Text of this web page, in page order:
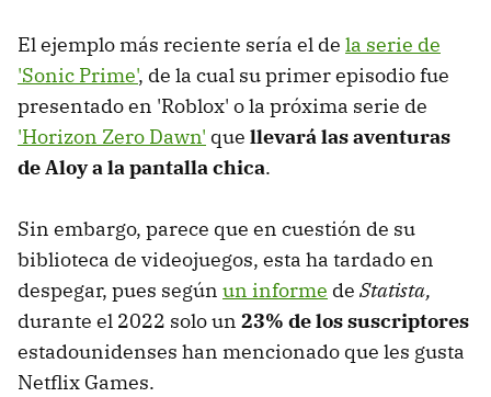
El ejemplo más reciente sería el de la serie de
'Sonic Prime', de la cual su primer episodio fue
presentado en 'Roblox' o la próxima serie de
'Horizon Zero Dawn' que llevará las aventuras
de Aloy a la pantalla chica.
Sin embargo, parece que en cuestión de su
biblioteca de videojuegos, esta ha tardado en
despegar, pues según un informe de Statista,
durante el 2022 solo un 23% de los suscriptores
estadounidenses han mencionado que les gusta
Netflix Games.